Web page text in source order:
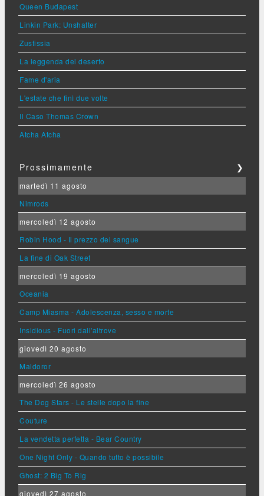
Queen Budapest
Linkin Park: Unshatter
Zustissia
La leggenda del deserto
Fame d'aria
L'estate che finì due volte
Il Caso Thomas Crown
Atcha Atcha
Prossimamente ❯
martedì 11 agosto
Nimrods
mercoledì 12 agosto
Robin Hood - Il prezzo del sangue
La fine di Oak Street
mercoledì 19 agosto
Oceania
Camp Miasma - Adolescenza, sesso e morte
Insidious - Fuori dall'altrove
giovedì 20 agosto
Maldoror
mercoledì 26 agosto
The Dog Stars - Le stelle dopo la fine
Couture
La vendetta perfetta - Bear Country
One Night Only - Quando tutto è possibile
Ghost: 2 Big To Rig
giovedì 27 agosto